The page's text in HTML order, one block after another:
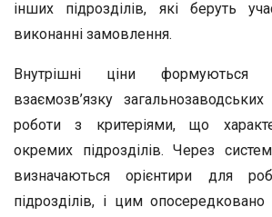
інших підрозділів, які беруть
виконанні замовлення.
Внутрішні ціни формуються
взаємозв’язку загальнозаводських
роботи з критеріями, що
окремих підрозділів. Через
визначаються орієнтири для
підрозділів, і цим